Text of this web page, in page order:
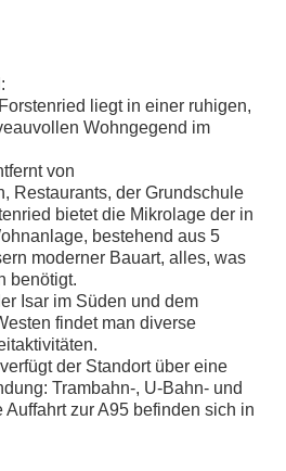
liegt in einer ruhigen,
Wohngegend im
von
Restaurants, der Grundschule
bietet die Mikrolage der in
bestehend aus 5
moderner Bauart, alles, was
benötigt.
Isar im Süden und dem
findet man diverse
der Standort über eine
Trambahn-, U-Bahn- und
zur A95 befinden sich in